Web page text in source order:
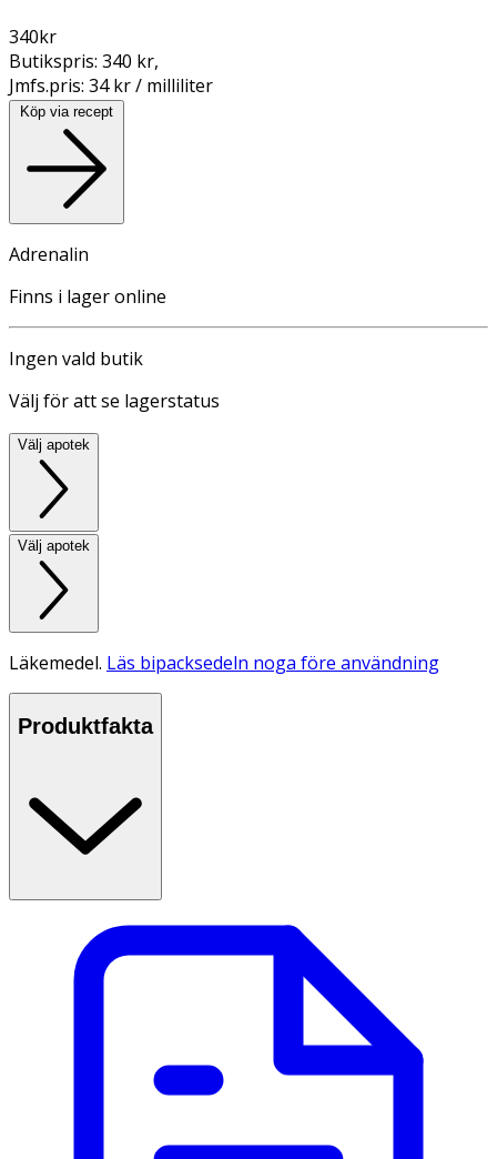
340kr
Butikspris: 340 kr,
Jmfs.pris: 34 kr / milliliter
Köp via recept
Adrenalin
Finns i lager online
Ingen vald butik
Välj för att se lagerstatus
Välj apotek
Välj apotek
Läkemedel. Läs bipacksedeln noga före användning
Produktfakta